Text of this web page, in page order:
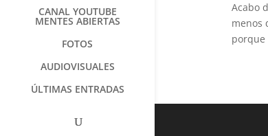
CANAL YOUTUBE
MENTES ABIERTAS
FOTOS
AUDIOVISUALES
ÚLTIMAS ENTRADAS
Acabo
menos
porque